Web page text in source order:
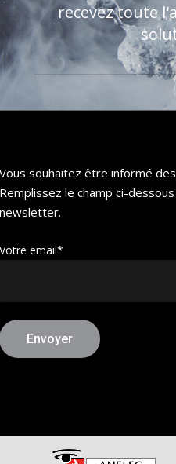
recevez toute
Vous souhaitez être informé
Remplissez le champ ci-
newsletter.
Votre email*